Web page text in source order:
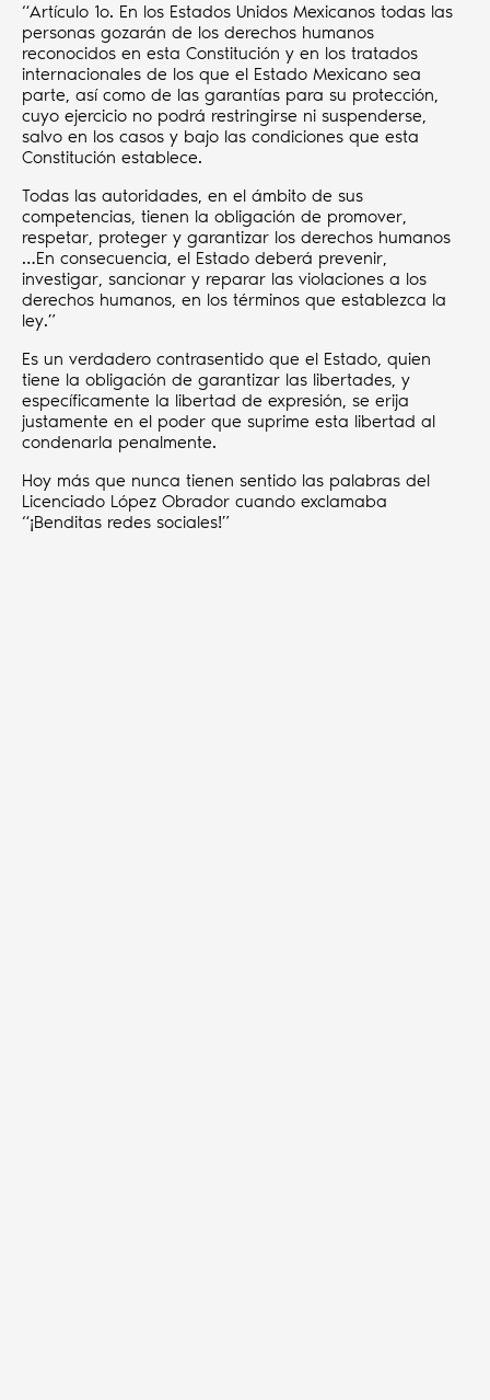
“Artículo 1o. En los Estados Unidos Mexicanos todas las
personas gozarán de los derechos humanos
reconocidos en esta Constitución y en los tratados
internacionales de los que el Estado Mexicano sea
parte, así como de las garantías para su protección,
cuyo ejercicio no podrá restringirse ni suspenderse,
salvo en los casos y bajo las condiciones que esta
Constitución establece.
Todas las autoridades, en el ámbito de sus
competencias, tienen la obligación de promover,
respetar, proteger y garantizar los derechos humanos
…En consecuencia, el Estado deberá prevenir,
investigar, sancionar y reparar las violaciones a los
derechos humanos, en los términos que establezca la
ley.”
Es un verdadero contrasentido que el Estado, quien
tiene la obligación de garantizar las libertades, y
específicamente la libertad de expresión, se erija
justamente en el poder que suprime esta libertad al
condenarla penalmente.
Hoy más que nunca tienen sentido las palabras del
Licenciado López Obrador cuando exclamaba
“¡Benditas redes sociales!”